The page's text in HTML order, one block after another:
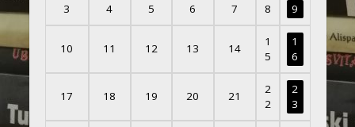
3 4 5 6 7 8 9
10 11 12 13 14
1
5
1
6
17 18 19 20 21
2
2
2
3